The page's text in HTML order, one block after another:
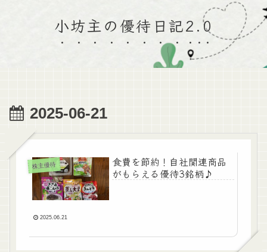
小坊主の優待日記2.0
2025-06-21
株主優待
食費を節約！自社関連商品
がもらえる優待3銘柄♪
2025.06.21